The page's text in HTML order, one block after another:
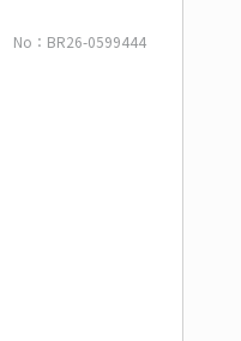
No：BR26-0599444